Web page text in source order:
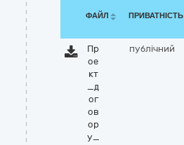
ФАЙЛ ПРИВАТНІСТЬ
Пр
ое
кт
_д
ог
ов
ор
у_
публічний